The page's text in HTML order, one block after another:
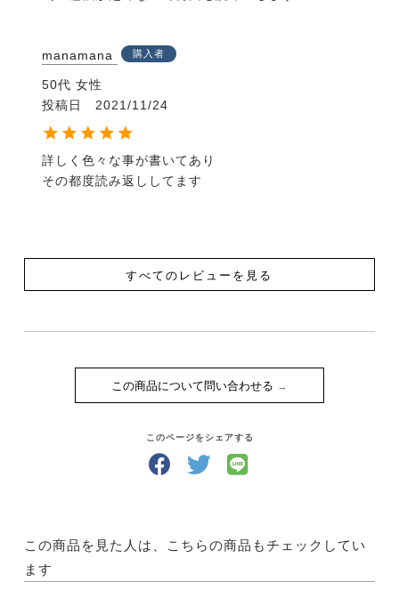
Chapter 7 「誘導」を極める
Chapter 8 口の柔らかさ
Chapter 9 扶助に対し軽く反応が良く、従順な馬
Chapter10 スムーズな移行
Chapter11 美しい運歩
Chapter13 美しいセルフキャリッジと収縮
Chapter14 勇敢で信頼が置け賢い馬
【原著者】ペリー・ウッド（Perry Wood）
世界的に知られるホースマンで、高い評価を得ている
つ。
『Secrets of the People Whisperer』という書籍も
ートとして、新聞やテレビにも多く取り上げられてい
馬と良好な関係を築くカギは、古典馬術の原則である
れることができると信じている。
の馬とライダーを対象とし、イギリス内外で乗馬やホ
manamana 購入者
50代 女性
投稿日
2021/11/24
詳しく色々な事が書いてあり
その都度読み返ししてます
すべてのレビューを見る
この商品について問い合わせる
このページをシェアする
この商品を見た人は、こちらの商品もチェックしてい
ます